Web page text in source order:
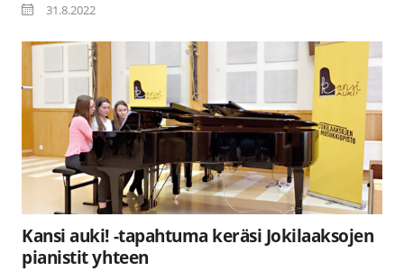
31.8.2022
Kansi auki! -tapahtuma keräsi Jokilaaksojen
pianistit yhteen